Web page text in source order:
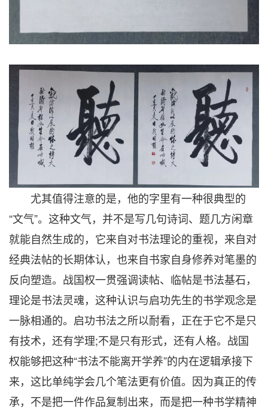
尤其值得注意的是，他的字里有一种很典型的
“文气”。这种文气，并不是写几句诗词、题几方闲章
就能自然生成的，它来自对书法理论的重视，来自对
经典法帖的长期体认，也来自书家自身修养对笔墨的
反向塑造。战国权一贯强调读帖、临帖是书法基石，
理论是书法灵魂，这种认识与启功先生的书学观念是
一脉相通的。启功书法之所以耐看，正在于它不是只
有技术，还有学理;不是只有形式，还有人格。战国
权能够把这种“书法不能离开学养”的内在逻辑承接下
来，这比单纯学会几个笔法更有价值。因为真正的传
承，不是把一件作品复制出来，而是把一种书学精神